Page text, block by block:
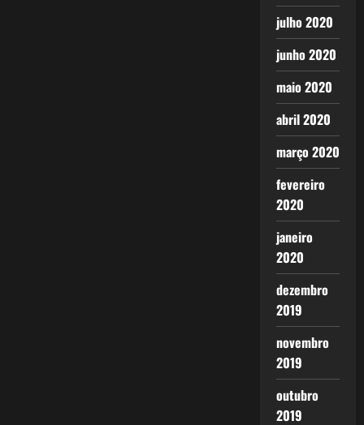
julho 2020
junho 2020
maio 2020
abril 2020
março 2020
fevereiro
2020
janeiro
2020
dezembro
2019
novembro
2019
outubro
2019